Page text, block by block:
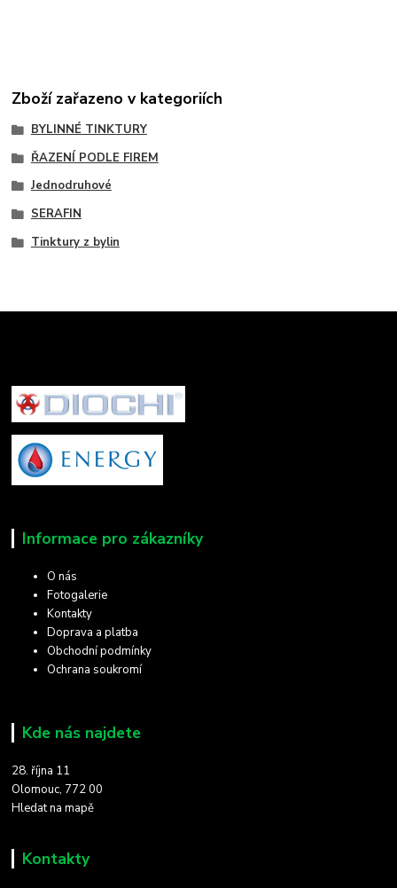
Zboží zařazeno v kategoriích
BYLINNÉ TINKTURY
ŘAZENÍ PODLE FIREM
Jednodruhové
SERAFIN
Tinktury z bylin
Informace pro zákazníky
O nás
Fotogalerie
Kontakty
Doprava a platba
Obchodní podmínky
Ochrana soukromí
Kde nás najdete
28. října 11
Olomouc, 772 00
Hledat na mapě
Kontakty